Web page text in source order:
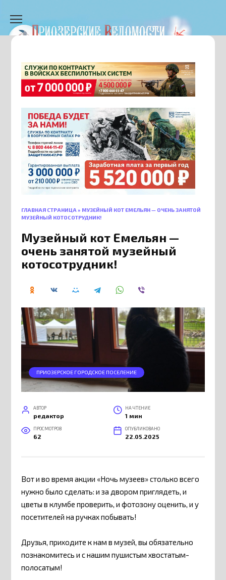
содержанию
ГЛАВНАЯ СТРАНИЦА » МУЗЕЙНЫЙ КОТ ЕМЕЛЬЯН — ОЧЕНЬ ЗАНЯТОЙ
МУЗЕЙНЫЙ КОТОСОТРУДНИК!
Музейный кот Емельян —
очень занятой музейный
котосотрудник!
ПРИОЗЕРСКОЕ ГОРОДСКОЕ ПОСЕЛЕНИЕ
АВТОР
редактор
НА ЧТЕНИЕ
1 мин
ПРОСМОТРОВ
62
ОПУБЛИКОВАНО
22.05.2025
Вот и во время акции «Ночь музеев» столько всего
нужно было сделать: и за двором приглядеть, и
цветы в клумбе проверить, и фотозону оценить, и у
посетителей на ручках побывать!
Друзья, приходите к нам в музей, вы обязательно
познакомитесь и с нашим пушистым хвостатым-
полосатым!